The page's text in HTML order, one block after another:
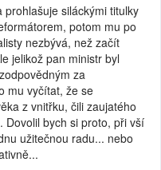
siláckými titulky
potom mu po
nezbývá, než začít
jelikož pan ministr byl
za
mu vyčítat, že se
z vnitřku, čili zaujatého
Dovolil bych si proto, při vší
užitečnou radu... nebo